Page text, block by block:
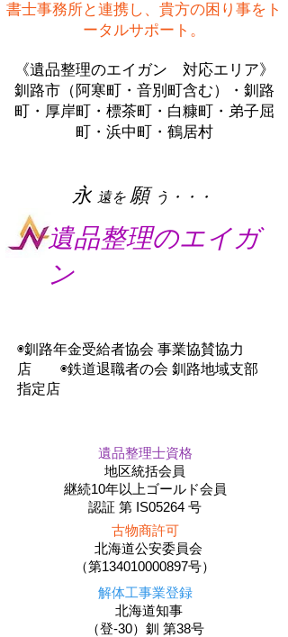
​永 遠を 願 う・・・
遺品整理のエイガ
ン
◉釧路年金受給者協会 事業協賛協力
店 ◉鉄道退職者の会 釧路地域支部
指定店
遺品整理士資格
地区統括会員
​継続10年以上ゴールド会員
認証 第 IS05264 号
古物商許可
北海道公安委員会
（第134010000897号）
解体工事業登録
北海道知事
（登-30）釧 第38号
書士事務所と連携し、貴方の困り事をト
ータルサポート。
《遺品整理のエイガン 対応エリア》
釧路市（阿寒町・音別町含む）・釧路
町・厚岸町・標茶町・白糠町・弟子屈
町・浜中町・鶴居村